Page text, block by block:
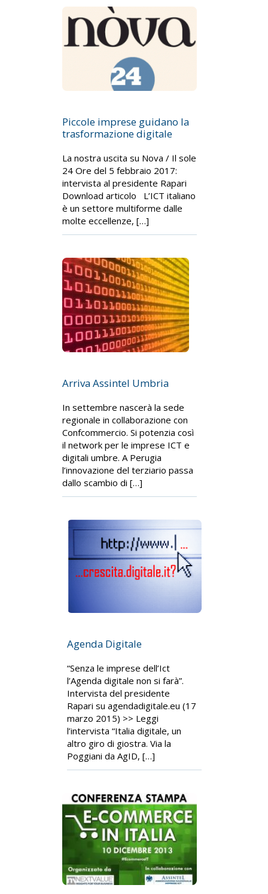
Piccole imprese guidano la
trasformazione digitale
La nostra uscita su Nova / Il sole
24 Ore del 5 febbraio 2017:
intervista al presidente Rapari
Download articolo L’ICT italiano
è un settore multiforme dalle
molte eccellenze, […]
Arriva Assintel Umbria
In settembre nascerà la sede
regionale in collaborazione con
Confcommercio. Si potenzia così
il network per le imprese ICT e
digitali umbre. A Perugia
l’innovazione del terziario passa
dallo scambio di […]
Agenda Digitale
“Senza le imprese dell’Ict
l’Agenda digitale non si farà”.
Intervista del presidente
Rapari su agendadigitale.eu (17
marzo 2015) >> Leggi
l’intervista “Italia digitale, un
altro giro di giostra. Via la
Poggiani da AgID, […]